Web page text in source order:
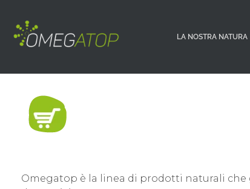
LA NOSTRA NATURA
Omegatop è la linea di prodotti naturali che